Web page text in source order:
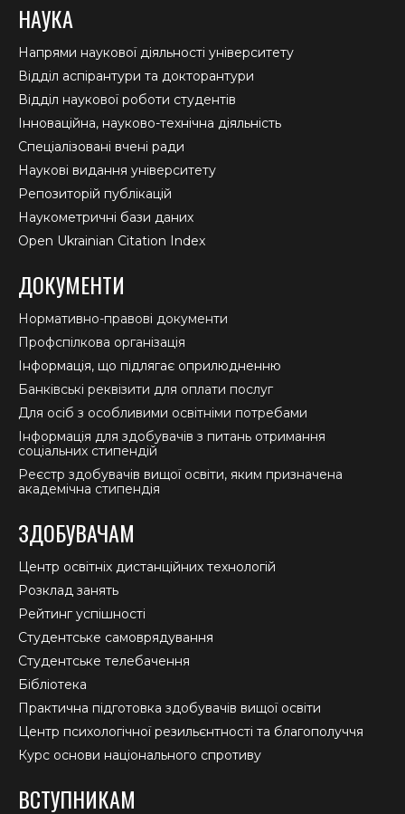
НАУКА
Напрями наукової діяльності університету
Відділ аспірантури та докторантури
Відділ наукової роботи студентів
Інноваційна, науково-технічна діяльність
Спеціалізовані вчені ради
Наукові видання університету
Репозиторій публікацій
Наукометричні бази даних
Open Ukrainian Citation Index
ДОКУМЕНТИ
Нормативно-правові документи
Профспілкова організація
Інформація, що підлягає оприлюдненню
Банківські реквізити для оплати послуг
Для осіб з особливими освітніми потребами
Інформація для здобувачів з питань отримання
соціальних стипендій
Реєстр здобувачів вищої освіти, яким призначена
академічна стипендія
ЗДОБУВАЧАМ
Центр освітніх дистанційних технологій
Розклад занять
Рейтинг успішності
Студентське самоврядування
Студентське телебачення
Бібліотека
Практична підготовка здобувачів вищої освіти
Центр психологічної резильєнтності та благополуччя
Курс основи національного спротиву
ВСТУПНИКАМ